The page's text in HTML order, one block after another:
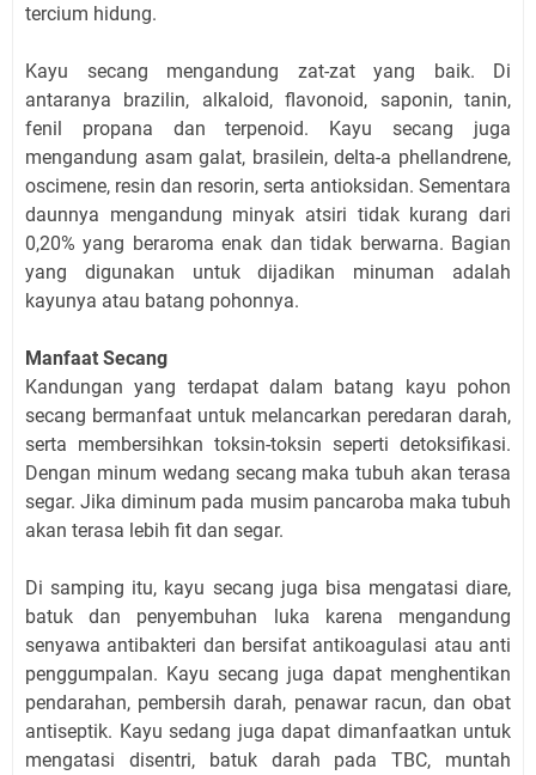
tercium hidung.
Kayu secang mengandung zat-zat yang baik. Di
antaranya brazilin, alkaloid, flavonoid, saponin, tanin,
fenil propana dan terpenoid. Kayu secang juga
mengandung asam galat, brasilein, delta-a phellandrene,
oscimene, resin dan resorin, serta antioksidan. Sementara
daunnya mengandung minyak atsiri tidak kurang dari
0,20% yang beraroma enak dan tidak berwarna. Bagian
yang digunakan untuk dijadikan minuman adalah
kayunya atau batang pohonnya.
Manfaat Secang
Kandungan yang terdapat dalam batang kayu pohon
secang bermanfaat untuk melancarkan peredaran darah,
serta membersihkan toksin-toksin seperti detoksifikasi.
Dengan minum wedang secang maka tubuh akan terasa
segar. Jika diminum pada musim pancaroba maka tubuh
akan terasa lebih fit dan segar.
Di samping itu, kayu secang juga bisa mengatasi diare,
batuk dan penyembuhan luka karena mengandung
senyawa antibakteri dan bersifat antikoagulasi atau anti
penggumpalan. Kayu secang juga dapat menghentikan
pendarahan, pembersih darah, penawar racun, dan obat
antiseptik. Kayu sedang juga dapat dimanfaatkan untuk
mengatasi disentri, batuk darah pada TBC, muntah